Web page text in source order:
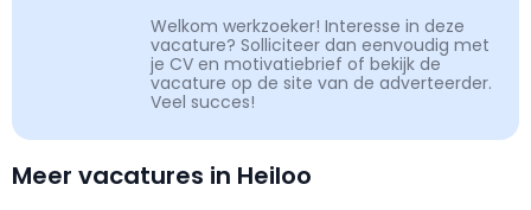
Welkom werkzoeker! Interesse in deze
vacature? Solliciteer dan eenvoudig met
je CV en motivatiebrief of bekijk de
vacature op de site van de adverteerder.
Veel succes!
Meer vacatures in Heiloo